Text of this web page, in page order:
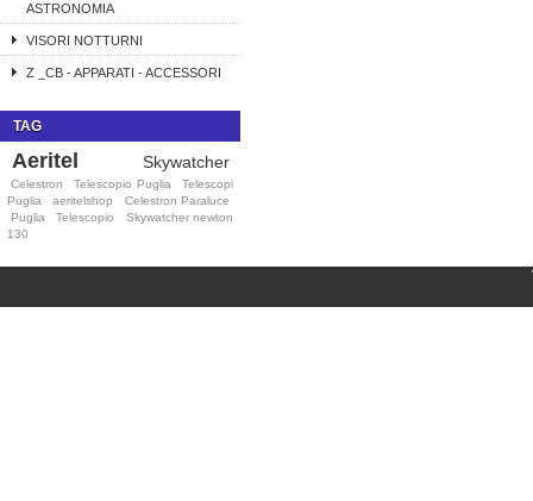
ASTRONOMIA
VISORI NOTTURNI
Z _CB - APPARATI - ACCESSORI
TAG
Aeritel Skywatcher
Celestron Telescopio Puglia
Telescopi
Puglia
aeritelshop
Celestron Paraluce
Puglia
Telescopio
Skywatcher newton
130